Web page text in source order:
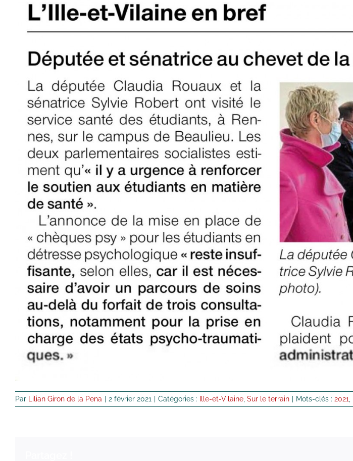
Par Lilian Giron de la Pena 2 février 2021 Catégories : Ille-et-Vilaine, Sur le terrain Mots-clés : 2021,